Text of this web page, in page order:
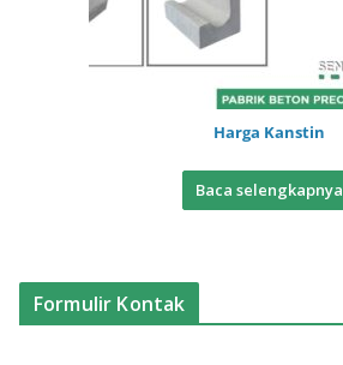
Harga Kanstin
Baca selengkapnya
Formulir Kontak